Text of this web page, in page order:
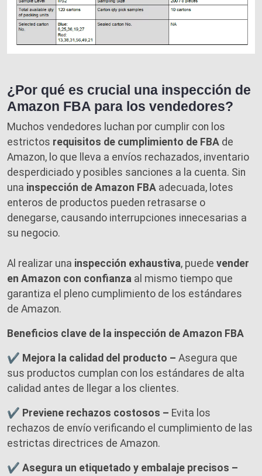
¿Por qué es crucial una inspección de
Amazon FBA para los vendedores?
Muchos vendedores luchan por cumplir con los
estrictos requisitos de cumplimiento de FBA de
Amazon, lo que lleva a envíos rechazados, inventario
desperdiciado y posibles sanciones a la cuenta. Sin
una inspección de Amazon FBA adecuada, lotes
enteros de productos pueden retrasarse o
denegarse, causando interrupciones innecesarias a
su negocio.
Al realizar una inspección exhaustiva, puede vender
en Amazon con confianza al mismo tiempo que
garantiza el pleno cumplimiento de los estándares
de Amazon.
Beneficios clave de la inspección de Amazon FBA
✔ Mejora la calidad del producto – Asegura que
sus productos cumplan con los estándares de alta
calidad antes de llegar a los clientes.
✔ Previene rechazos costosos – Evita los
rechazos de envío verificando el cumplimiento de las
estrictas directrices de Amazon.
✔ Asegura un etiquetado y embalaje precisos –